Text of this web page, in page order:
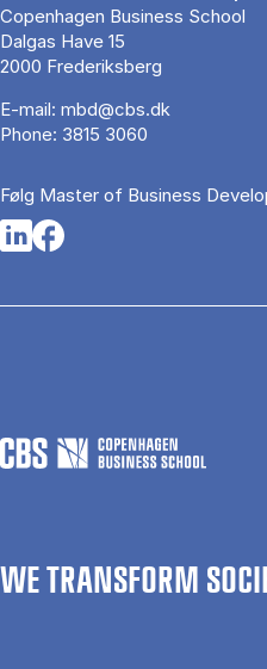
Copenhagen Business School
Dalgas Have 15
2000 Frederiksberg
E-mail: mbd@cbs.dk
Phone: 3815 3060
Følg Master of Business
Opens in a new tab
Opens in a new tab
WE TRANSFORM